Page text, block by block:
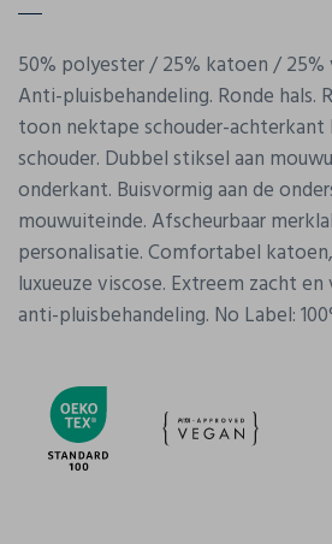
50% polyester / 25% katoen / 25%
Anti-pluisbehandeling. Ronde hals.
toon nektape schouder-achterkant
schouder. Dubbel stiksel aan
onderkant. Buisvormig aan de
mouwuiteinde. Afscheurbaar
personalisatie. Comfortabel
luxueuze viscose. Extreem zacht
anti-pluisbehandeling. No Label: